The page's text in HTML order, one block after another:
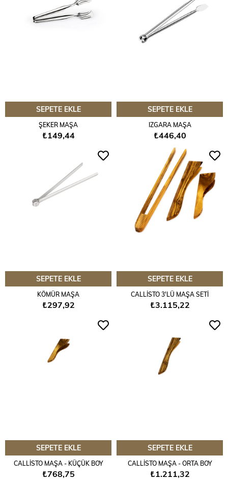
SEPETE EKLE
ŞEKER MAŞA
₺149,44
SEPETE EKLE
IZGARA MAŞA
₺446,40
SEPETE EKLE
KÖMÜR MAŞA
₺297,92
SEPETE EKLE
CALLİSTO 3'LÜ MAŞA SETİ
₺3.115,22
SEPETE EKLE
CALLİSTO MAŞA - KÜÇÜK BOY
₺768,75
SEPETE EKLE
CALLİSTO MAŞA - ORTA BOY
₺1.211,32